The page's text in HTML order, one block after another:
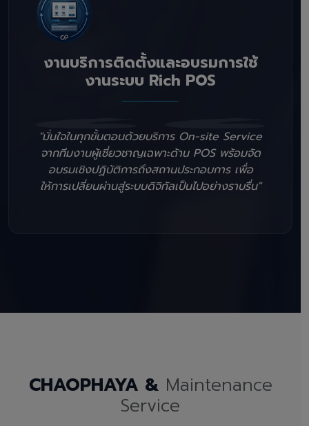
งานบริการติดตั้งและอบรมการใช้
งานระบบ Rich POS
"มั่นใจในทุกขั้นตอนด้วยบริการ On-site Service
จากทีมงานผู้เชี่ยวชาญเฉพาะด้าน POS พร้อมจัด
อบรมเชิงปฏิบัติการถึงสถานประกอบการ เพื่อ
ให้การเปลี่ยนผ่านสู่ระบบดิจิทัลเป็นไปอย่างราบรื่น"
CHAOPHAYA & Maintenance
Service